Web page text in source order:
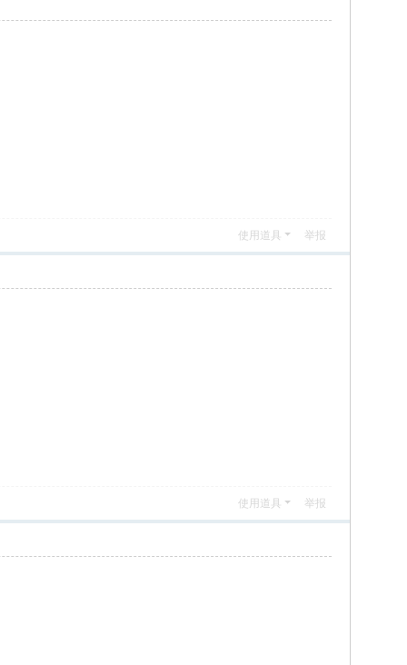
使用道具 举报
使用道具 举报